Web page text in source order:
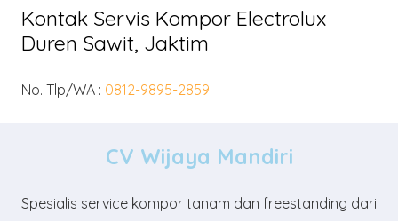
Kontak Servis Kompor Electrolux
Duren Sawit, Jaktim
No. Tlp/WA : 0812-9895-2859
CV Wijaya Mandiri
Spesialis service kompor tanam dan freestanding dari